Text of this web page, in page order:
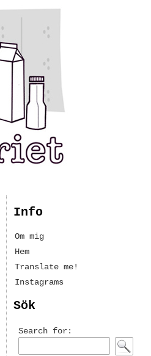
Info
Om mig
Hem
Translate me!
Instagrams
Sök
Search for: